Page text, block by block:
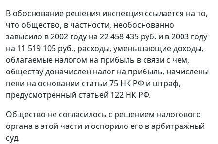
В обоснование решения инспекция ссылается на то,
что общество, в частности, необоснованно
завысило в 2002 году на 22 458 435 руб. и в 2003 году
на 11 519 105 руб., расходы, уменьшающие доходы,
облагаемые налогом на прибыль в связи с чем,
обществу доначислен налог на прибыль, начислены
пени на основании статьи 75 НК РФ и штраф,
предусмотренный статьей 122 НК РФ.
Общество не согласилось с решением налогового
органа в этой части и оспорило его в арбитражный
суд.